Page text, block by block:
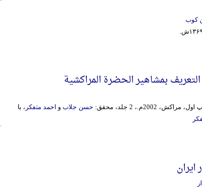
کوب
بمشاهیر الحضرة المراکشیة
مراکش، 2002م.، 2 جلد، محقق: حسن جلاب و احمد متفکر ، با